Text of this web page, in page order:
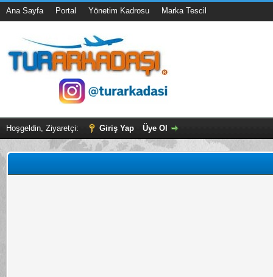
Ana Sayfa Portal Yönetim Kadrosu Marka Tescil
Hoşgeldin, Ziyaretçi: Giriş Yap Üye Ol